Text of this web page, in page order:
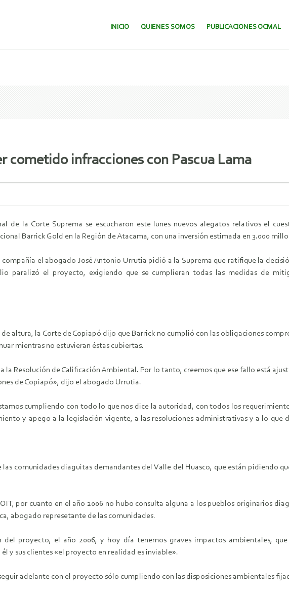
SALTAR AL CONTENIDO.
INICIO QUIENES SOMOS PUBLICACIONES OCMAL
cometido infracciones con Pascua Lama
de la Corte Suprema se escucharon este lunes nuevos alegatos relativos el
Barrick Gold en la Región de Atacama, con una inversión estimada en 3.000
compañía el abogado José Antonio Urrutia pidió a la Suprema que ratifique la
paralizó el proyecto, exigiendo que se cumplieran todas las medidas de
altura, la Corte de Copiapó dijo que Barrick no cumplió con las obligaciones
mientras no estuvieran éstas cubiertas.
la Resolución de Calificación Ambiental. Por lo tanto, creemos que ese fallo está
de Copiapó», dijo el abogado Urrutia.
cumpliendo con todo lo que nos dice la autoridad, con todos los
y apego a la legislación vigente, a las resoluciones administrativas y a lo que
comunidades diaguitas demandantes del Valle del Huasco, que están pidiendo
por cuanto en el año 2006 no hubo consulta alguna a los pueblos originarios
abogado represetante de las comunidades.
del proyecto, el año 2006, y hoy día tenemos graves impactos ambientales,
y sus clientes «el proyecto en realidad es inviable».
adelante con el proyecto sólo cumpliendo con las disposiciones ambientales